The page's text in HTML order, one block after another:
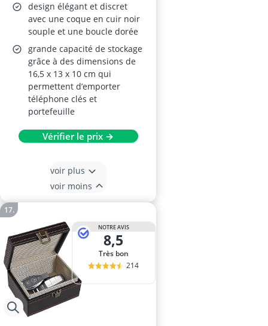
design élégant et discret
avec une coque en cuir noir
souple et une boucle dorée
grande capacité de stockage
grâce à des dimensions de
16,5 x 13 x 10 cm qui
permettent d’emporter
téléphone clés et
portefeuille
Vérifier le prix →
voir plus
voir moins
NOTRE AVIS
8,5
Très bon
214